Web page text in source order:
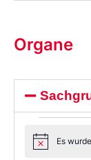
Organe
NoticeEs